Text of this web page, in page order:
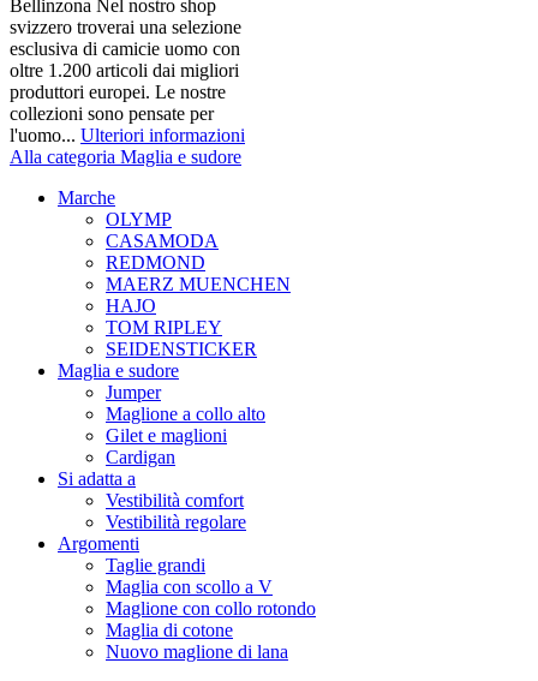
Bellinzona Nel nostro shop
svizzero troverai una selezione
esclusiva di camicie uomo con
oltre 1.200 articoli dai migliori
produttori europei. Le nostre
collezioni sono pensate per
l'uomo... Ulteriori informazioni
Alla categoria Maglia e sudore
Marche
OLYMP
CASAMODA
REDMOND
MAERZ MUENCHEN
HAJO
TOM RIPLEY
SEIDENSTICKER
Maglia e sudore
Jumper
Maglione a collo alto
Gilet e maglioni
Cardigan
Si adatta a
Vestibilità comfort
Vestibilità regolare
Argomenti
Taglie grandi
Maglia con scollo a V
Maglione con collo rotondo
Maglia di cotone
Nuovo maglione di lana